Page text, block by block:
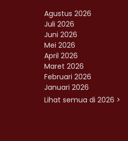
Agustus 2026
Juli 2026
Juni 2026
Mei 2026
April 2026
Maret 2026
Februari 2026
Januari 2026
Lihat semua di 2026 >